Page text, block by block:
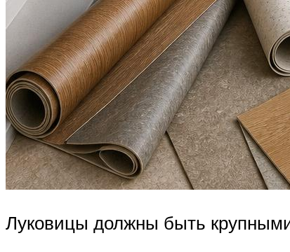
Луковицы должны быть